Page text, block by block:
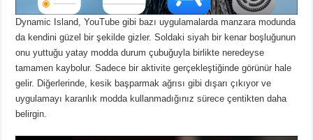
Dynamic Island, YouTube gibi bazı uygulamalarda manzara modunda
da kendini güzel bir şekilde gizler.Soldaki siyah bir kenar boşluğunun
onu yuttuğu yatay modda durum çubuğuyla birlikte neredeyse
tamamen kaybolur.Sadece bir aktivite gerçekleştiğinde görünür hale
gelir. Diğerlerinde, kesik başparmak ağrısı gibi dışarı çıkıyor ve
uygulamayı karanlık modda kullanmadığınız sürece çentikten daha
belirgin.